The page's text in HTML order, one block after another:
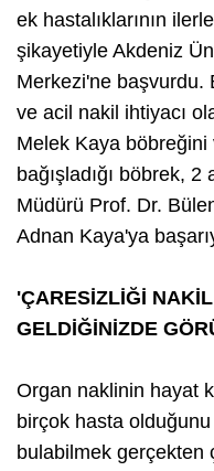
ek hastalıklarının
şikayetiyle Akdeniz
Merkezi'ne başvurdu.
ve acil nakil ihtiyacı
Melek Kaya böbreğini
bağışladığı böbrek,
Müdürü Prof. Dr.
Adnan Kaya'ya
'ÇARESİZLİĞİ
GELDİĞİNİZDE
Organ naklinin hayat
birçok hasta
bulabilmek gerçekten